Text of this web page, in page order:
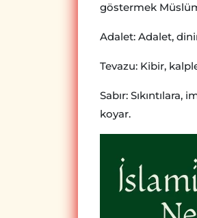
göstermek
Adalet: Adalet,
Tevazu: Kibir,
Sabır:
koyar.